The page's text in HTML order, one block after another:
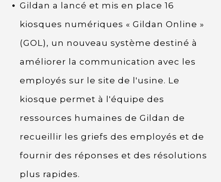
Gildan a lancé et mis en place 16
kiosques numériques « Gildan Online »
(GOL), un nouveau système destiné à
améliorer la communication avec les
employés sur le site de l'usine. Le
kiosque permet à l'équipe des
ressources humaines de Gildan de
recueillir les griefs des employés et de
fournir des réponses et des résolutions
plus rapides.